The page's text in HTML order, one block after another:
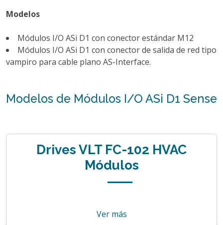
Modelos
Módulos I/O ASi D1 con conector estándar M12
Módulos I/O ASi D1 con conector de salida de red tipo
vampiro para cable plano AS-Interface.
Modelos de Módulos I/O ASi D1 Sense
Drives VLT FC-102 HVAC
Módulos
Ver más